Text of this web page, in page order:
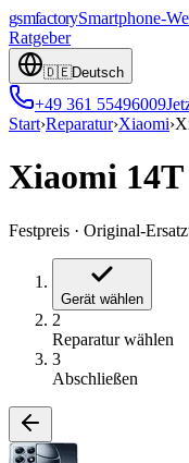
gsmfactorySmartphone-
Ratgeber
🇩🇪Deutsch
+49 361 55496009
Start›Reparatur›Xiaomi›
Xiaomi
Festpreis · Original-
Gerät wählen
2
Reparatur wählen
3
Abschließen